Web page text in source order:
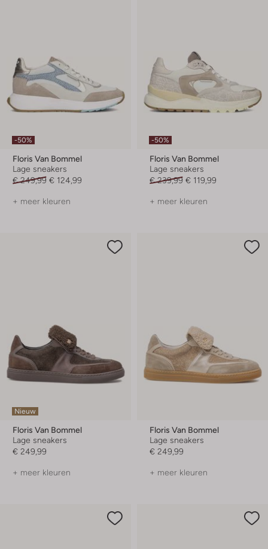
-50%
Floris Van Bommel
Lage sneakers
€ 249,99 € 124,99
+ meer kleuren
-50%
Floris Van Bommel
Lage sneakers
€ 239,99 € 119,99
+ meer kleuren
Nieuw
Floris Van Bommel
Lage sneakers
€ 249,99
+ meer kleuren
Floris Van Bommel
Lage sneakers
€ 249,99
+ meer kleuren